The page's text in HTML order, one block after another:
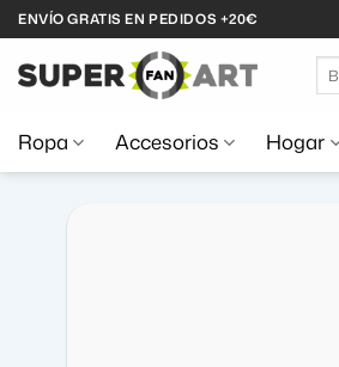
Saltar
al
contenido
ENVÍO GRATIS EN PEDIDOS +20€
por:
Ropa Accesorios Hogar